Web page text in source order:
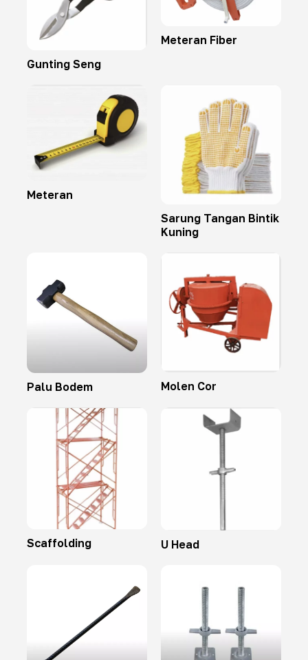
Gunting Seng
Meteran Fiber
Meteran
Sarung Tangan Bintik
Kuning
Palu Bodem Molen Cor
Scaffolding U Head